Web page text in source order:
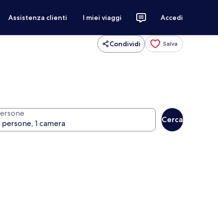
Assistenza clienti I miei viaggi Accedi
Condividi Salva
Cerca